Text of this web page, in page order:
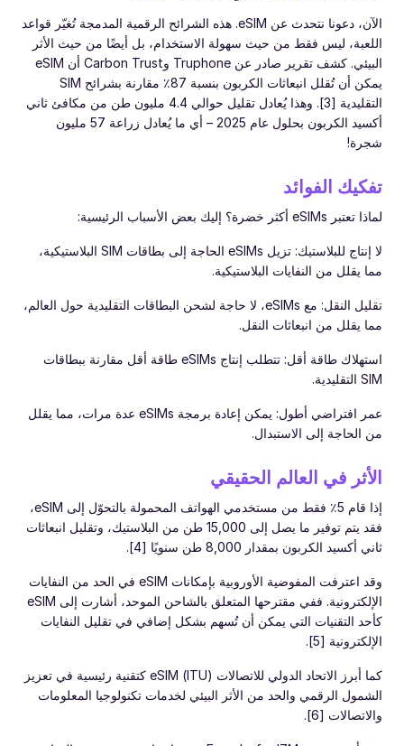
الآن، دعونا نتحدث عن eSIM. هذه الشرائح الرقمية المدمجة تُغيّر قواعد
اللعبة، ليس فقط من حيث سهولة الاستخدام، بل أيضًا من حيث الأثر
البيئي. كشف تقرير صادر عن Truphone وCarbon Trust أن eSIM
يمكن أن تُقلل انبعاثات الكربون بنسبة 87٪ مقارنة بشرائح SIM
التقليدية [3]. وهذا يُعادل تقليل حوالي 4.4 مليون طن من مكافئ ثاني
أكسيد الكربون بحلول عام 2025 – أي ما يُعادل زراعة 57 مليون
شجرة!
تفكيك الفوائد
لماذا تعتبر eSIMs أكثر خضرة؟ إليك بعض الأسباب الرئيسية:
لا إنتاج للبلاستيك: تزيل eSIMs الحاجة إلى بطاقات SIM البلاستيكية،
مما يقلل من النفايات البلاستيكية.
تقليل النقل: مع eSIMs، لا حاجة لشحن البطاقات التقليدية حول العالم،
مما يقلل من انبعاثات النقل.
استهلاك طاقة أقل: تتطلب إنتاج eSIMs طاقة أقل مقارنة ببطاقات
SIM التقليدية.
عمر افتراضي أطول: يمكن إعادة برمجة eSIMs عدة مرات، مما يقلل
من الحاجة إلى الاستبدال.
الأثر في العالم الحقيقي
إذا قام 5٪ فقط من مستخدمي الهواتف المحمولة بالتحوّل إلى eSIM،
فقد يتم توفير ما يصل إلى 15,000 طن من البلاستيك، وتقليل انبعاثات
ثاني أكسيد الكربون بمقدار 8,000 طن سنويًا [4].
وقد اعترفت المفوضية الأوروبية بإمكانات eSIM في الحد من النفايات
الإلكترونية. ففي مقترحها المتعلق بالشاحن الموحد، أشارت إلى eSIM
كأحد التقنيات التي يمكن أن تُسهم بشكل إضافي في تقليل النفايات
الإلكترونية [5].
كما أبرز الاتحاد الدولي للاتصالات (ITU) eSIM كتقنية رئيسية في تعزيز
الشمول الرقمي والحد من الأثر البيئي لخدمات تكنولوجيا المعلومات
والاتصالات [6].